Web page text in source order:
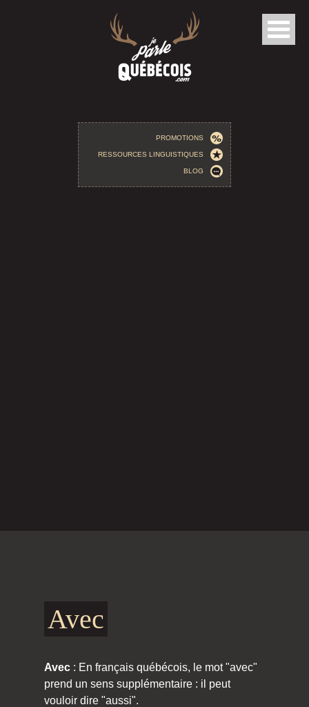
PROMOTIONS
RESSOURCES LINGUISTIQUES
BLOG
Avec
Avec : En français québécois, le mot "avec"
prend un sens supplémentaire : il peut
vouloir dire "aussi".